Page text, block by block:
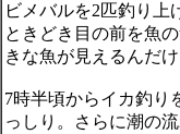
ビメバルを2匹釣り上
ときどき目の前を魚
きな魚が見えるんだ
7時半頃からイカ釣り
っしり。さらに潮の